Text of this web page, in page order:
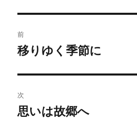
稿
ビ
ゲ
前
前
投
稿:
移りゆく季節に
次
次
思いは故郷へ